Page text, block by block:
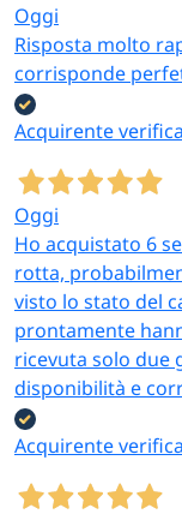
Oggi
Risposta molto
corrisponde
Acquirente
Oggi
Ho acquistato 6
rotta,
visto lo stato del
prontamente
ricevuta solo due
disponibilità e
Acquirente